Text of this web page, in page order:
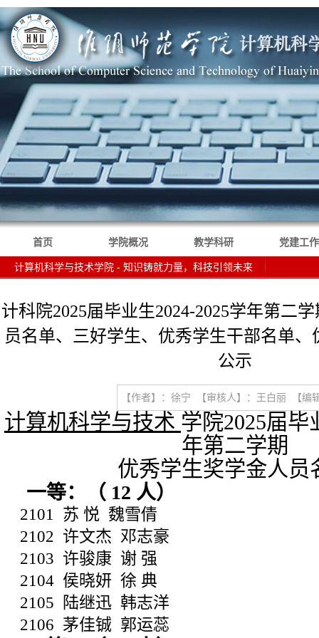
首页 学院概况 教学科研 党建工作
计算机科学与技术学院 - 知识铸就力量，科技引领未来
计科院2025届毕业生2024-2025学年第二
员名单、三好学生、优秀学生干部名单
公示
【作者】：徐宁 【审核人】：王白丽 【编
计算机科学与技术 学院2025届毕
年第二学期
优秀学生奖学金人员
一等：（ 12 人）
2101 苏 悦 魏雪倩
2102 许文杰 邓志豪
2103 许骏康 谢 强
2104 侯晓妍 徐 典
2105
陆继迅 韩志洋
2106 茅佳铖 郭运蕊